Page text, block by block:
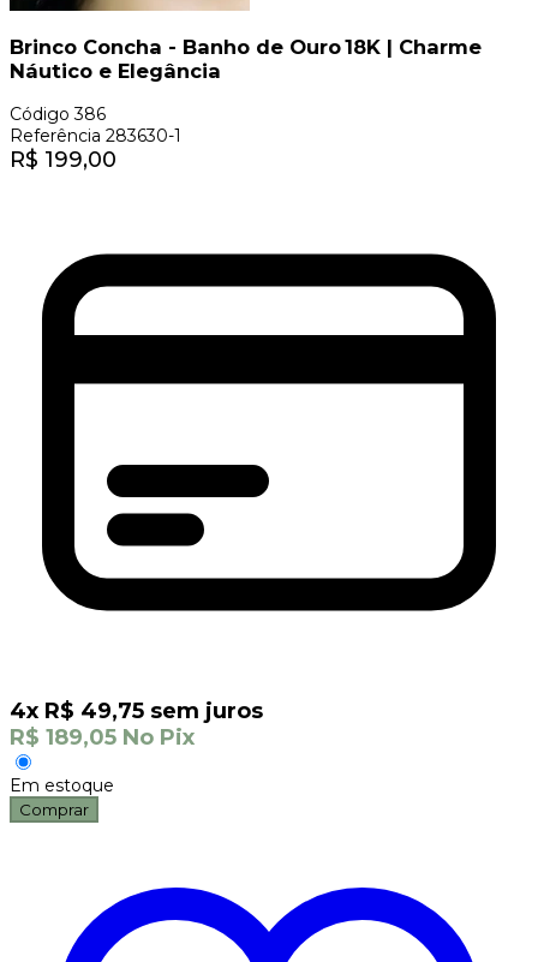
Brinco Concha - Banho de Ouro 18K | Charme
Náutico e Elegância
Código 386
Referência 283630-1
R$ 199,00
4x R$ 49,75 sem juros
R$ 189,05 No Pix
Em estoque
Comprar